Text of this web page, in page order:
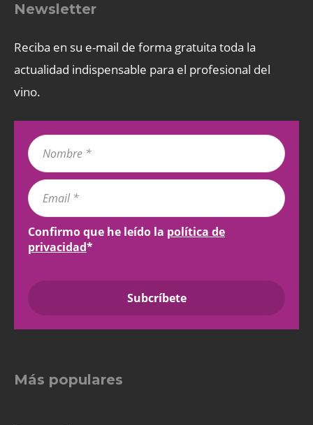
Newsletter
Reciba en su e-mail de forma gratuita toda la
actualidad indispensable para el profesional del
vino.
Confirmo que he leído la política de
privacidad*
Más populares